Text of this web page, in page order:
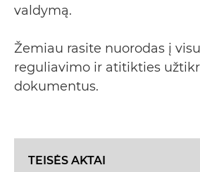
valdymą.
Žemiau rasite nuorodas į
reguliavimo ir atitikties
dokumentus.
TEISĖS AKTAI